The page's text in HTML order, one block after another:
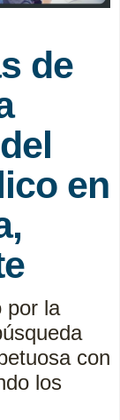
de
en
por la
con
los